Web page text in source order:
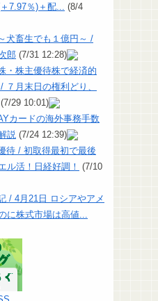
7.97％)＋配...
(8/4
畜生でも１億円～ /
郎 (7/31 12:28)
・株主優待株で経済的
７月末日の権利どり、
(7/29 10:01)
カードの海外事務手数
説 (7/24 12:39)
待 / 初取得最初で最後
ル活！日経好調！
(7/10
/ 4月21日 ロシアやアメ
に株式市場は高値...